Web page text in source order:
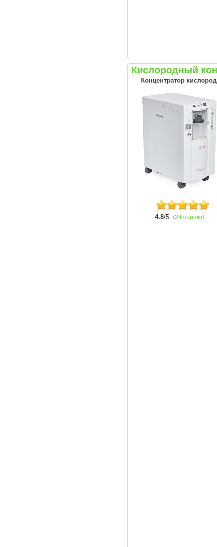
Кислородный
Концентратор
4.8/5 (24 оценки)